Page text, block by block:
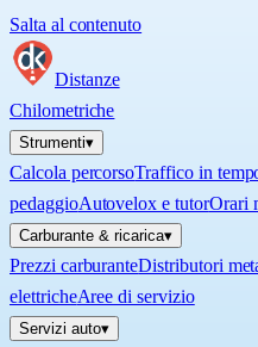
Salta al contenuto
Distanze
Chilometriche
Strumenti▾
Calcola percorsoTraffico in
pedaggioAutovelox e tutorOrari
Carburante & ricarica▾
Prezzi carburanteDistributori
elettricheAree di servizio
Servizi auto▾